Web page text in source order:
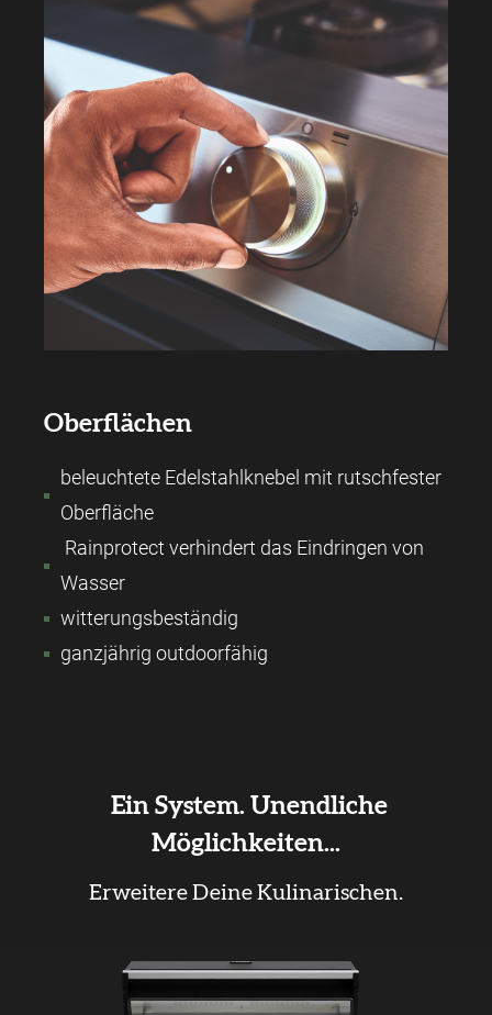
Oberflächen
beleuchtete Edelstahlknebel mit rutschfester
Oberfläche
Rainprotect verhindert das Eindringen von
Wasser
witterungsbeständig
ganzjährig outdoorfähig
Ein System. Unendliche
Möglichkeiten...
Erweitere Deine Kulinarischen.
Slider überspringen